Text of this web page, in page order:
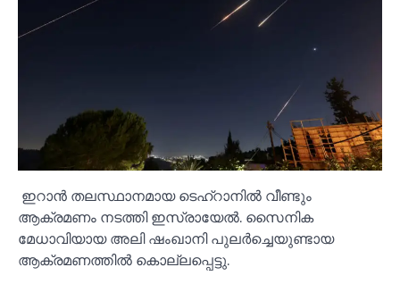
ഇറാന്‍ തലസ്ഥാനമായ ടെഹ്റാനില്‍ വീണ്ടും
ആക്രമണം നടത്തി ഇസ്രായേല്‍. സൈനിക
മേധാവിയായ അലി ഷംഖാനി പുലര്‍ച്ചെയുണ്ടായ
ആക്രമണത്തില്‍ കൊല്ലപ്പെട്ടു.